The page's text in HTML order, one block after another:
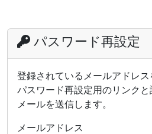
パスワード再設定
登録されているメールアドレス
パスワード再設定用のリンク
メールを送信します。
メールアドレス